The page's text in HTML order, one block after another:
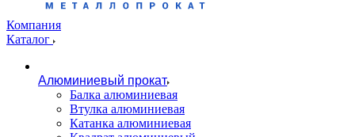
Компания
Каталог
Алюминиевый прокат
Балка алюминиевая
Втулка алюминиевая
Катанка алюминиевая